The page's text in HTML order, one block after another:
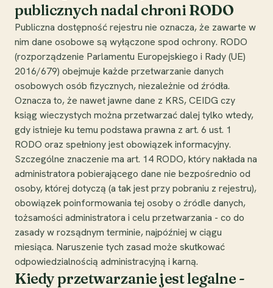
publicznych nadal chroni RODO
Publiczna dostępność rejestru nie oznacza, że zawarte w
nim dane osobowe są wyłączone spod ochrony. RODO
(rozporządzenie Parlamentu Europejskiego i Rady (UE)
2016/679) obejmuje każde przetwarzanie danych
osobowych osób fizycznych, niezależnie od źródła.
Oznacza to, że nawet jawne dane z KRS, CEIDG czy
ksiąg wieczystych można przetwarzać dalej tylko wtedy,
gdy istnieje ku temu podstawa prawna z art. 6 ust. 1
RODO oraz spełniony jest obowiązek informacyjny.
Szczególne znaczenie ma art. 14 RODO, który nakłada na
administratora pobierającego dane nie bezpośrednio od
osoby, której dotyczą (a tak jest przy pobraniu z rejestru),
obowiązek poinformowania tej osoby o źródle danych,
tożsamości administratora i celu przetwarzania - co do
zasady w rozsądnym terminie, najpóźniej w ciągu
miesiąca. Naruszenie tych zasad może skutkować
odpowiedzialnością administracyjną i karną.
Kiedy przetwarzanie jest legalne -